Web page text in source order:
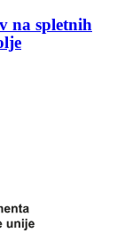
na spletnih